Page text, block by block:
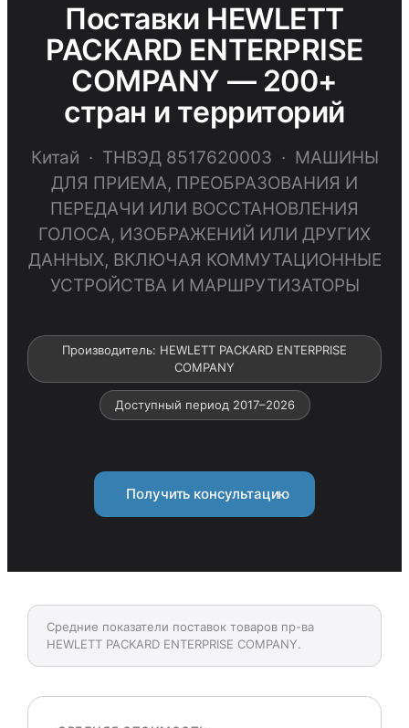
Поставки HEWLETT
PACKARD ENTERPRISE
COMPANY — 200+
стран и территорий
Китай · ТНВЭД 8517620003 · МАШИНЫ
ДЛЯ ПРИЕМА, ПРЕОБРАЗОВАНИЯ И
ПЕРЕДАЧИ ИЛИ ВОССТАНОВЛЕНИЯ
ГОЛОСА, ИЗОБРАЖЕНИЙ ИЛИ ДРУГИХ
ДАННЫХ, ВКЛЮЧАЯ КОММУТАЦИОННЫЕ
УСТРОЙСТВА И МАРШРУТИЗАТОРЫ
Производитель: HEWLETT PACKARD ENTERPRISE
COMPANY
Доступный период 2017–2026
Получить консультацию
Средние показатели поставок товаров пр-ва
HEWLETT PACKARD ENTERPRISE COMPANY.